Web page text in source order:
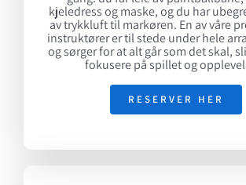
kjeledress og maske, og du har
av trykkluft til markøren. En av våre
instruktører er til stede under hele
og sørger for at alt går som det skal,
fokusere på spillet og
RESERVER HER